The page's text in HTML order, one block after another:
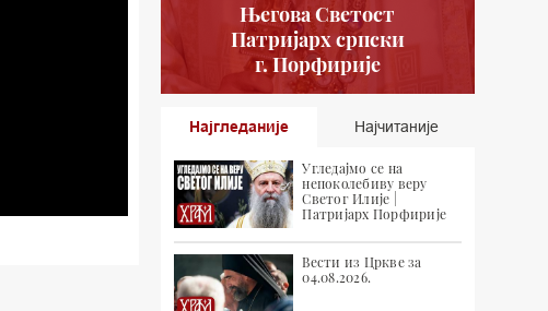
Његова Светост
Патријарх српски
г. Порфирије
Најгледаније Најчитаније
Угледајмо се на
непоколебиву веру
Светог Илије |
Патријарх Порфирије
Вести из Цркве за
04.08.2026.